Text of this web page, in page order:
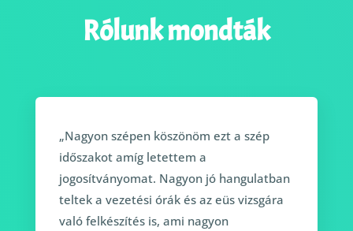
Rólunk mondták
„Nagyon szépen köszönöm ezt a szép
időszakot amíg letettem a
jogosítványomat. Nagyon jó hangulatban
teltek a vezetési órák és az eüs vizsgára
való felkészítés is, ami nagyon